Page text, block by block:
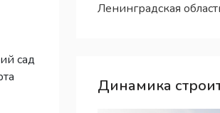
сад
Ленинградская
Динамика